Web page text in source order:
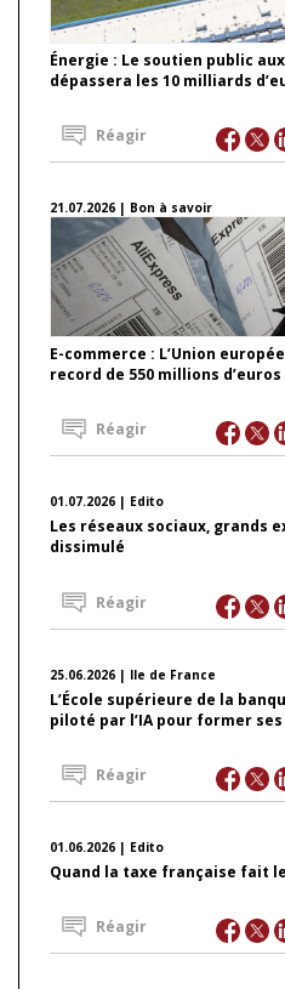
Énergie : Le soutien public
dépassera les 10 milliards
Réagir
21.07.2026 | Bon à savoir
E-commerce : L’Union
record de 550 millions d’euros
Réagir
01.07.2026 | Edito
Les réseaux sociaux, grands
dissimulé
Réagir
25.06.2026 | Ile de France
L’École supérieure de la
piloté par l’IA pour former
Réagir
01.06.2026 | Edito
Quand la taxe française fait
Réagir